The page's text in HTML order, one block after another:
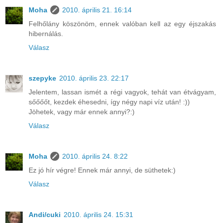
Moha
2010. április 21. 16:14
Felhőlány köszönöm, ennek valóban kell az egy éjszakás
hibernálás.
Válasz
szepyke 2010. április 23. 22:17
Jelentem, lassan ismét a régi vagyok, tehát van étvágyam,
sőőőőt, kezdek éhesedni, így négy napi víz után! :))
Jöhetek, vagy már ennek annyi?:)
Válasz
Moha
2010. április 24. 8:22
Ez jó hír végre! Ennek már annyi, de süthetek:)
Válasz
Andi/cuki 2010. április 24. 15:31